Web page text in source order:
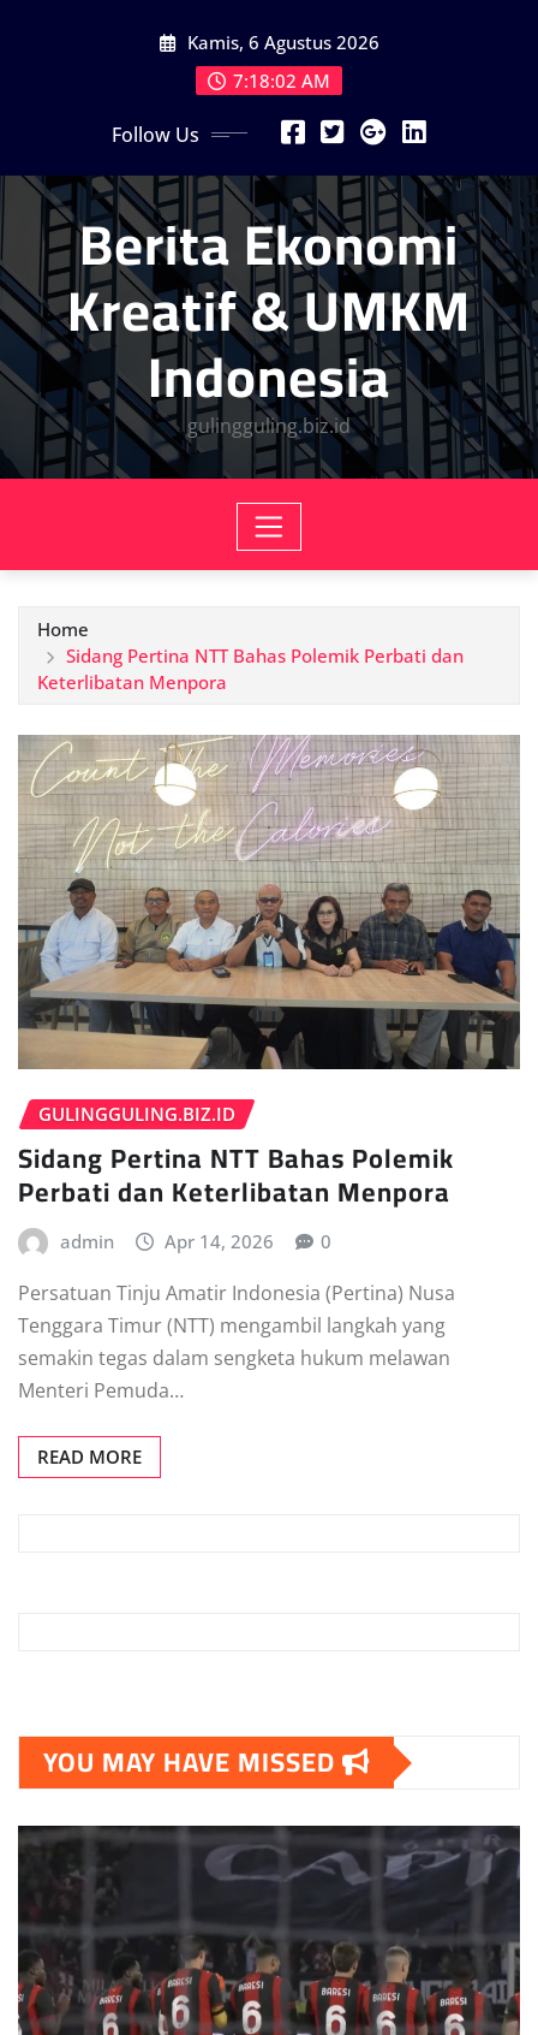
Kamis, 6 Agustus 2026
7:18:02 AM
Follow Us
Berita Ekonomi
Kreatif & UMKM
Indonesia
gulingguling.biz.id
Home
Sidang Pertina NTT Bahas Polemik Perbati dan
Keterlibatan Menpora
GULINGGULING.BIZ.ID
Sidang Pertina NTT Bahas Polemik
Perbati dan Keterlibatan Menpora
admin Apr 14, 2026 0
Persatuan Tinju Amatir Indonesia (Pertina) Nusa
Tenggara Timur (NTT) mengambil langkah yang
semakin tegas dalam sengketa hukum melawan
Menteri Pemuda…
READ MORE
YOU MAY HAVE MISSED